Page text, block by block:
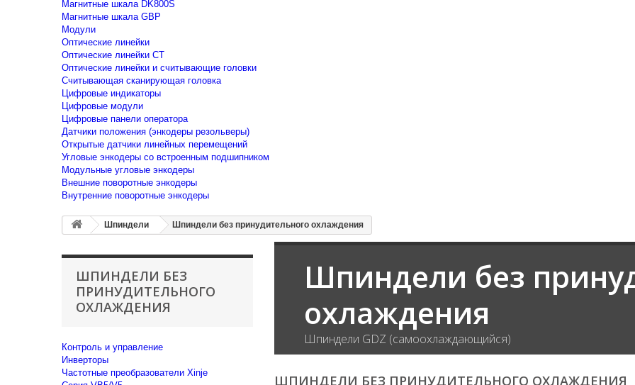
Магнитные шкала DK800S
Магнитные шкала GBP
Модули
Оптические линейки
Оптические линейки CT
Оптические линейки и считывающие головки
Считывающая сканирующая головка
Цифровые индикаторы
Цифровые модули
Цифровые панели оператора
Датчики положения (энкодеры резольверы)
Открытые датчики линейных перемещений
Угловые энкодеры со встроенным подшипником
Модульные угловые энкодеры
Внешние поворотные энкодеры
Внутренние поворотные энкодеры
Шпиндели Шпиндели без принудительного охлаждения
ШПИНДЕЛИ БЕЗ
ПРИНУДИТЕЛЬНОГО
ОХЛАЖДЕНИЯ
Контроль и управление
Инверторы
Частотные преобразователи Xinje
Шпиндели без
охлаждения
Шпиндели GDZ (самоохлаждающийся)
ШПИНДЕЛИ БЕЗ ПРИНУДИТЕЛЬНОГО ОХЛАЖДЕНИЯ